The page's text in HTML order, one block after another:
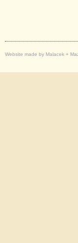
Website made by Malacek +